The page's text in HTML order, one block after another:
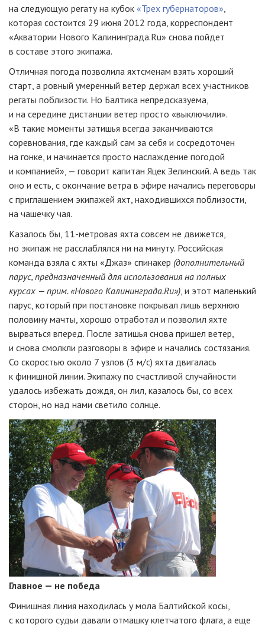
на следующую регату на кубок «Трех губернаторов»
которая состоится 29 июня 2012 года, корреспондент
«Акватории Нового Калининграда.Ru» снова пойдет
в составе этого экипажа.
Отличная погода позволила яхтсменам взять хороший
старт, а ровный умеренный ветер держал всех участников
регаты поблизости. Но Балтика непредсказуема,
и на середине дистанции ветер просто «выключили».
«В такие моменты затишья всегда заканчиваются
соревнования, где каждый сам за себя и сосредоточен
на гонке, и начинается просто наслаждение погодой
и компанией», — говорит капитан Яцек Зелинский. А ведь так
оно и есть, с окончание ветра в эфире начались переговоры
с приглашением экипажей яхт, находившихся поблизости,
на чашечку чая.
Казалось бы, 11-метровая яхта совсем не движется,
но экипаж не расслаблялся ни на минуту. Российская
команда взяла с яхты «Джаз» спинакер (дополнительный
парус, предназначенный для использования на полных
курсах — прим. «Нового Калининграда.Ru») , и этот маленький
парус, который при постановке покрывал лишь верхнюю
половину мачты, хорошо отработал и позволил яхте
вырваться вперед. После затишья снова пришел ветер,
и снова смолкли разговоры в эфире и начались состязания.
Со скоростью около 7 узлов (3 м/с) яхта двигалась
к финишной линии. Экипажу по счастливой случайности
удалось избежать дождя, он лил, казалось бы, со всех
сторон, но над нами светило солнце.
Главное — не победа
Финишная линия находилась у мола Балтийской косы,
с которого судьи давали отмашку клетчатого флага, а еще